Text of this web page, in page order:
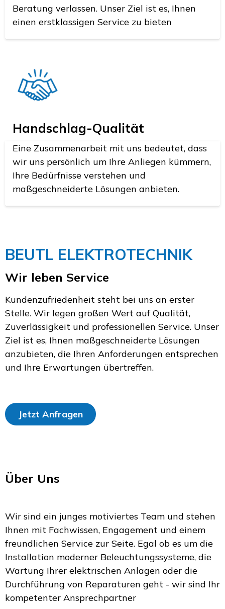
Beratung verlassen. Unser Ziel ist es, Ihnen
einen erstklassigen Service zu bieten
Handschlag-Qualität
Eine Zusammenarbeit mit uns bedeutet, dass
wir uns persönlich um Ihre Anliegen kümmern,
Ihre Bedürfnisse verstehen und
maßgeschneiderte Lösungen anbieten.
BEUTL ELEKTROTECHNIK
Wir leben Service
Kundenzufriedenheit steht bei uns an erster
Stelle. Wir legen großen Wert auf Qualität,
Zuverlässigkeit und professionellen Service. Unser
Ziel ist es, Ihnen maßgeschneiderte Lösungen
anzubieten, die Ihren Anforderungen entsprechen
und Ihre Erwartungen übertreffen.
Jetzt Anfragen
Über Uns
Wir sind ein junges motiviertes Team und stehen
Ihnen mit Fachwissen, Engagement und einem
freundlichen Service zur Seite. Egal ob es um die
Installation moderner Beleuchtungssysteme, die
Wartung Ihrer elektrischen Anlagen oder die
Durchführung von Reparaturen geht - wir sind Ihr
kompetenter Ansprechpartner